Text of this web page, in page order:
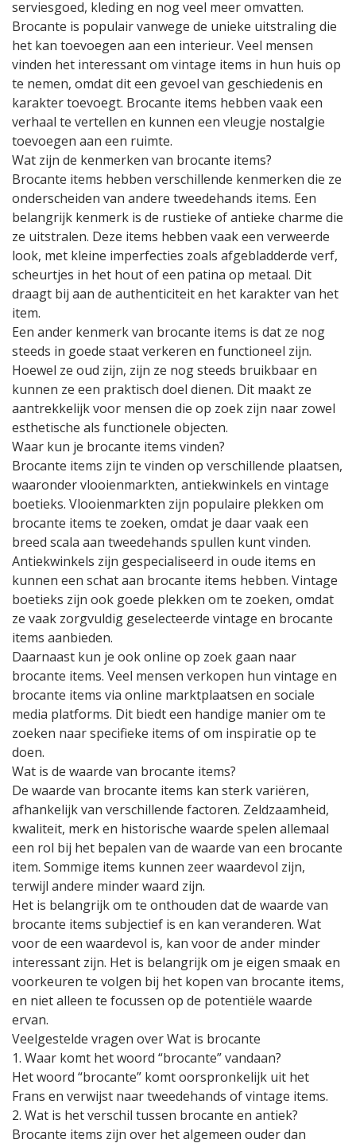
serviesgoed, kleding en nog veel meer omvatten.
Brocante is populair vanwege de unieke uitstraling die
het kan toevoegen aan een interieur. Veel mensen
vinden het interessant om vintage items in hun huis op
te nemen, omdat dit een gevoel van geschiedenis en
karakter toevoegt. Brocante items hebben vaak een
verhaal te vertellen en kunnen een vleugje nostalgie
toevoegen aan een ruimte.
Wat zijn de kenmerken van brocante items?
Brocante items hebben verschillende kenmerken die ze
onderscheiden van andere tweedehands items. Een
belangrijk kenmerk is de rustieke of antieke charme die
ze uitstralen. Deze items hebben vaak een verweerde
look, met kleine imperfecties zoals afgebladderde verf,
scheurtjes in het hout of een patina op metaal. Dit
draagt bij aan de authenticiteit en het karakter van het
item.
Een ander kenmerk van brocante items is dat ze nog
steeds in goede staat verkeren en functioneel zijn.
Hoewel ze oud zijn, zijn ze nog steeds bruikbaar en
kunnen ze een praktisch doel dienen. Dit maakt ze
aantrekkelijk voor mensen die op zoek zijn naar zowel
esthetische als functionele objecten.
Waar kun je brocante items vinden?
Brocante items zijn te vinden op verschillende plaatsen,
waaronder vlooienmarkten, antiekwinkels en vintage
boetieks. Vlooienmarkten zijn populaire plekken om
brocante items te zoeken, omdat je daar vaak een
breed scala aan tweedehands spullen kunt vinden.
Antiekwinkels zijn gespecialiseerd in oude items en
kunnen een schat aan brocante items hebben. Vintage
boetieks zijn ook goede plekken om te zoeken, omdat
ze vaak zorgvuldig geselecteerde vintage en brocante
items aanbieden.
Daarnaast kun je ook online op zoek gaan naar
brocante items. Veel mensen verkopen hun vintage en
brocante items via online marktplaatsen en sociale
media platforms. Dit biedt een handige manier om te
zoeken naar specifieke items of om inspiratie op te
doen.
Wat is de waarde van brocante items?
De waarde van brocante items kan sterk variëren,
afhankelijk van verschillende factoren. Zeldzaamheid,
kwaliteit, merk en historische waarde spelen allemaal
een rol bij het bepalen van de waarde van een brocante
item. Sommige items kunnen zeer waardevol zijn,
terwijl andere minder waard zijn.
Het is belangrijk om te onthouden dat de waarde van
brocante items subjectief is en kan veranderen. Wat
voor de een waardevol is, kan voor de ander minder
interessant zijn. Het is belangrijk om je eigen smaak en
voorkeuren te volgen bij het kopen van brocante items,
en niet alleen te focussen op de potentiële waarde
ervan.
Veelgestelde vragen over Wat is brocante
1. Waar komt het woord “brocante” vandaan?
Het woord “brocante” komt oorspronkelijk uit het
Frans en verwijst naar tweedehands of vintage items.
2. Wat is het verschil tussen brocante en antiek?
Brocante items zijn over het algemeen ouder dan